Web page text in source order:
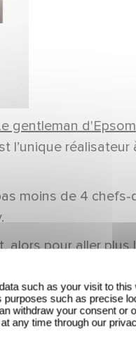
gentleman d'Epsom
moins de 4
pour aller
de ses
à ce qu'aimer
incroyable
such as your visit to this
such as precise
withdraw your consent or
any time through our